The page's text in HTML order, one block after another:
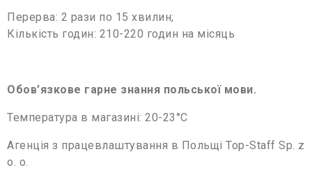
Перерва: 2 рази по 15 хвилин;
Кількість годин: 210-220 годин на місяць
Обов’язкове гарне знання польської мови.
Температура в магазині: 20-23°C
Агенція з працевлаштування в Польщі Top-Staff Sp. z
o. o.